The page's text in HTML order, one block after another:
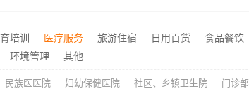
南湖区精装房装修怎么样嘉兴家美建材科技有限公司帮您解答
江苏东钢金属科技有限公司不锈钢浴室柜厂家口碑如何
推荐
培训 医疗服务 旅游住宿 日用百货 食品餐饮
环境管理 其他
民族医医院 妇幼保健医院 社区、乡镇卫生院 门诊部